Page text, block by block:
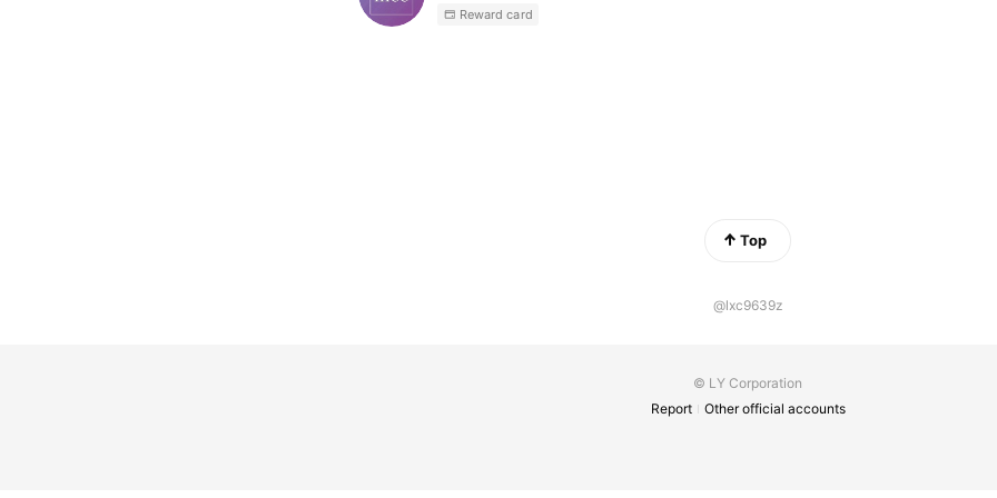
Reward card
Top
@lxc9639z
© LY Corporation
Report
Other official accounts